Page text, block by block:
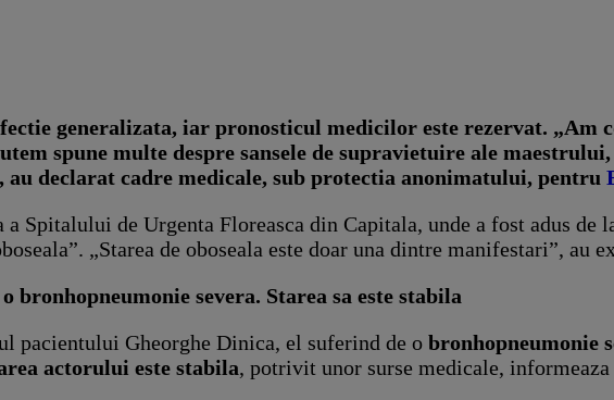
generalizata, iar pronosticul medicilor este rezervat. „Am
spune multe despre sansele de supravietuire ale
declarat cadre medicale, sub protectia anonimatului, pentru
Spitalului de Urgenta Floreasca din Capitala, unde a fost adus de
„Starea de oboseala este doar una dintre manifestari”, au
bronhopneumonie severa. Starea sa este stabila
pacientului Gheorghe Dinica, el suferind de o bronhopneumonie
actorului este stabila, potrivit unor surse medicale, informeaza